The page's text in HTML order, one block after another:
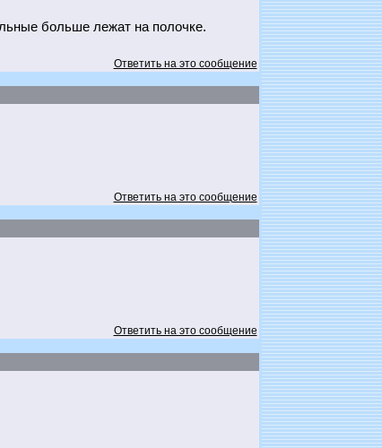
больше лежат на полочке.
Ответить на это сообщение
Ответить на это сообщение
Ответить на это сообщение